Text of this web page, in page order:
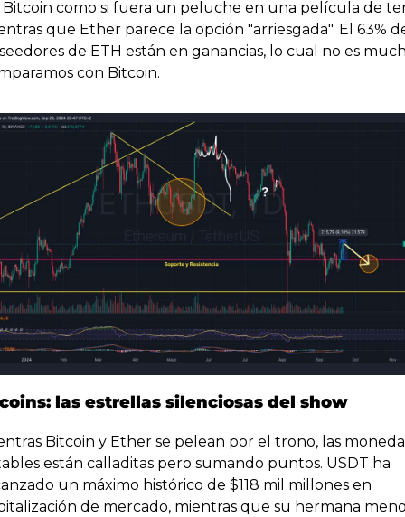
como si fuera un peluche en una película de
que Ether parece la opción "arriesgada". El 63%
de ETH están en ganancias, lo cual no es
con Bitcoin.
las estrellas silenciosas del show
Bitcoin y Ether se pelean por el trono, las
están calladitas pero sumando puntos. USDT ha
un máximo histórico de $118 mil millones en
de mercado, mientras que su hermana